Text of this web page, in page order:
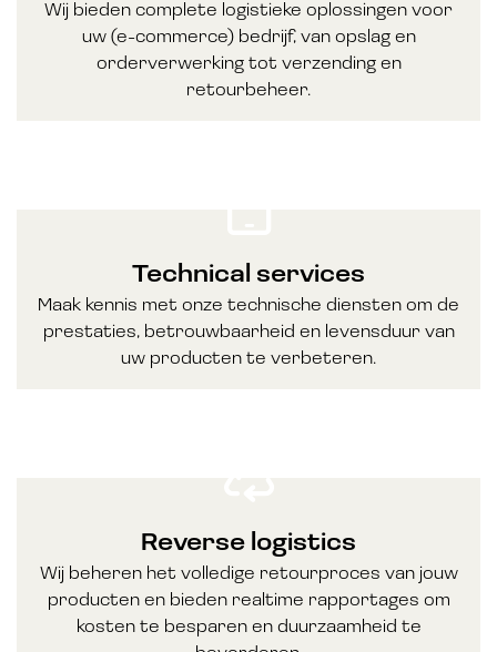
Wij bieden complete logistieke oplossingen voor
uw (e-commerce) bedrijf, van opslag en
orderverwerking tot verzending en
retourbeheer.
Technical services
Maak kennis met onze technische diensten om de
prestaties, betrouwbaarheid en levensduur van
uw producten te verbeteren.
Reverse logistics
Wij beheren het volledige retourproces van jouw
producten en bieden realtime rapportages om
kosten te besparen en duurzaamheid te